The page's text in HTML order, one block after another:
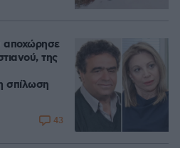
αποχώρησε
της
σπίλωση
43